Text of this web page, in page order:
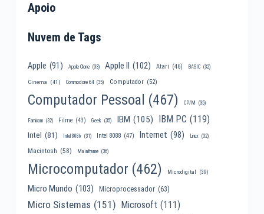
Apoio
Nuvem de Tags
Apple (91) Apple Clone (33) Apple II (102) Atari (46) BASIC (32)
Cinema (41) Commodore 64 (35) Computador (52)
Computador Pessoal (467) CP/M (35)
Famicom (32) Filme (43) Geek (35) IBM (105) IBM PC (119)
Intel (81) Intel 8086 (31) Intel 8088 (47) Internet (98) Linux (32)
Macintosh (58) Mainframe (36)
Microcomputador (462) Microdigital (39)
Micro Mundo (103) Microprocessador (63)
Micro Sistemas (151) Microsoft (111)